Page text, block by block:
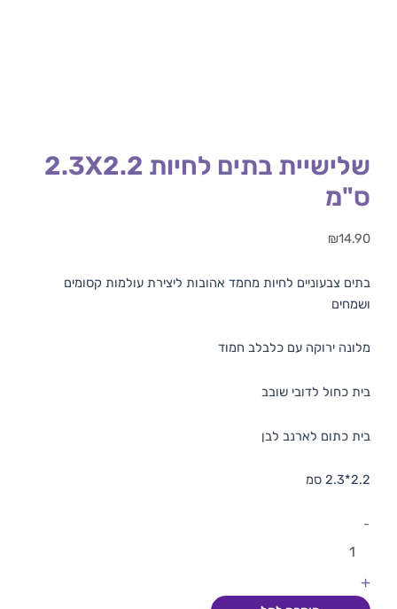
שלישיית בתים לחיות 2.3X2.2
ס"מ
₪14.90
בתים צבעוניים לחיות מחמד אהובות ליצירת עולמות קסומים
ושמחים
מלונה ירוקה עם כלבלב חמוד
בית כחול לדובי שובב
בית כתום לארנב לבן
2.2*2.3 סמ
-
+